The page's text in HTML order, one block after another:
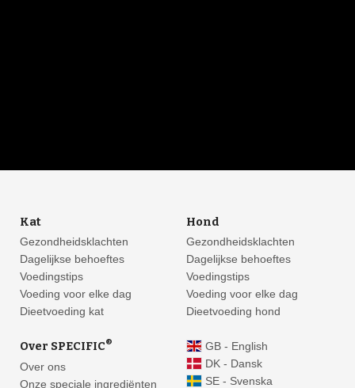
Kat
Gezondheidsklachten
Dagelijkse behoeftes
Voedingstips
Voeding voor elke dag
Dieetvoeding kat
Hond
Gezondheidsklachten
Dagelijkse behoeftes
Voedingstips
Voeding voor elke dag
Dieetvoeding hond
Over SPECIFIC®
Over ons
Onze speciale ingrediënten
GB - English
DK - Dansk
SE - Svenska